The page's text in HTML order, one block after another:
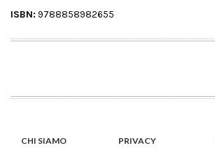
ISBN: 9788858982655
CHI SIAMO
PRIVACY